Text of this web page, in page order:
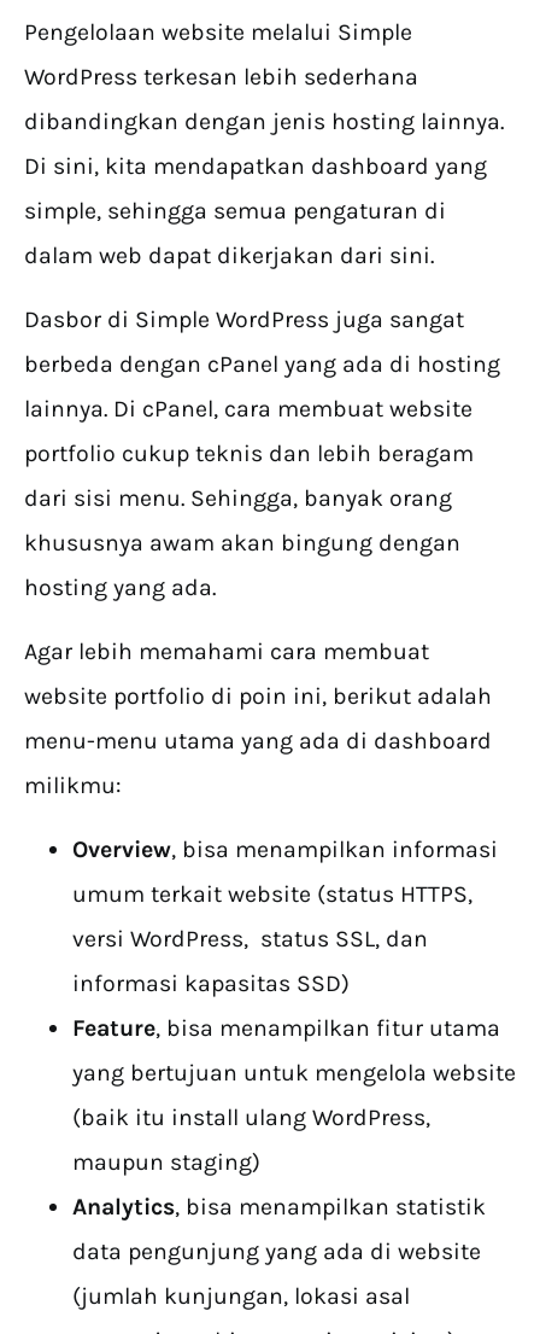
Pengelolaan website melalui Simple
WordPress terkesan lebih sederhana
dibandingkan dengan jenis hosting lainnya.
Di sini, kita mendapatkan dashboard yang
simple, sehingga semua pengaturan di
dalam web dapat dikerjakan dari sini.
Dasbor di Simple WordPress juga sangat
berbeda dengan cPanel yang ada di hosting
lainnya. Di cPanel, cara membuat website
portfolio cukup teknis dan lebih beragam
dari sisi menu. Sehingga, banyak orang
khususnya awam akan bingung dengan
hosting yang ada.
Agar lebih memahami cara membuat
website portfolio di poin ini, berikut adalah
menu-menu utama yang ada di dashboard
milikmu:
Overview, bisa menampilkan informasi
umum terkait website (status HTTPS,
versi WordPress, status SSL, dan
informasi kapasitas SSD)
Feature, bisa menampilkan fitur utama
yang bertujuan untuk mengelola website
(baik itu install ulang WordPress,
maupun staging)
Analytics, bisa menampilkan statistik
data pengunjung yang ada di website
(jumlah kunjungan, lokasi asal